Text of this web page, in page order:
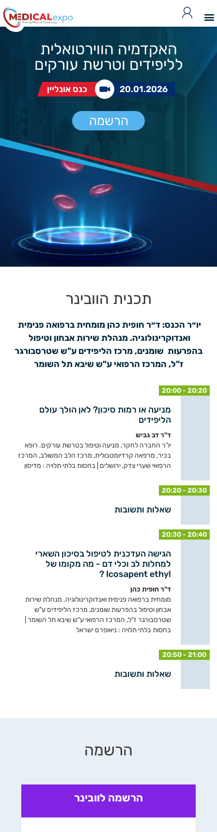
האקדמיה הווירטואלית
לליפידים וטרשת עורקים
20.01.2026 כנס אונליין
הרשמה
תכנית הוובינר
ז"ל, המרכז הרפואי ע"ש שיבא תל השומר
20:00 - 20:20
מניעה או רמות סיכון? לאן הולך עולם
הליפידים
ד"ר דב גביש
יו”ר החברה לחקר, מניעה וטיפול בטרשת עורקים. רופא
בכיר, מרפאה קרדיומטבולית, מרכז הלב המשולב, המרכז
הרפואי שערי צדק, ירושלים | בחסות בלתי תלויה : מדיסון
20:20 - 20:30
שאלות ותשובות
20:30 - 20:40
הגישה העדכנית לטיפול בסיכון השארי
למחלות לב וכלי דם - מה מקומו של
Icosapent ethyl ?
ד"ר חופית כהן
מומחית ברפואה פנימית ואנדוקרינולוגיה. מנהלת שירות
אבחון וטיפול בהפרעות שומנים, מרכז הליפידים ע"ש
שטרסבורגר ז"ל, המרכז הרפואי ע"ש שיבא תל השומר |
בחסות בלתי תלויה : ניאופרם ישראל
20:50 - 21:00
שאלות ותשובות
הרשמה
הרשמה לוובינר